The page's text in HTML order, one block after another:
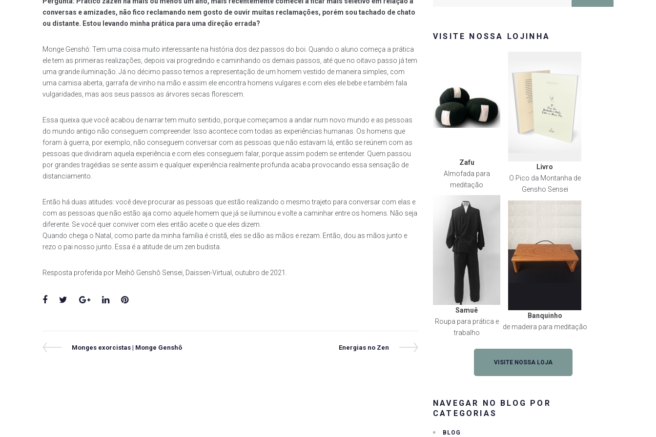
conversas e amizades, não fico reclamando nem gosto de ouvir muitas reclamações, porém sou tachado de chato
ou distante. Estou levando minha prática para uma direção errada?
Monge Genshō: Tem uma coisa muito interessante na história dos dez passos do boi. Quando o aluno começa a prática
ele tem as primeiras realizações, depois vai progredindo e caminhando os demais passos, até que no oitavo passo já tem
uma grande iluminação. Já no décimo passo temos a representação de um homem vestido de maneira simples, com
uma camisa aberta, garrafa de vinho na mão e assim ele encontra homens vulgares e com eles ele bebe e também fala
vulgaridades, mas aos seus passos as árvores secas florescem.
Essa queixa que você acabou de narrar tem muito sentido, porque começamos a andar num novo mundo e as pessoas
do mundo antigo não conseguem compreender. Isso acontece com todas as experiências humanas. Os homens que
foram à guerra, por exemplo, não conseguem conversar com as pessoas que não estavam lá, então se reúnem com as
pessoas que dividiram aquela experiência e com eles conseguem falar, porque assim podem se entender. Quem passou
por grandes tragédias se sente assim e qualquer experiência realmente profunda acaba provocando essa sensação de
distanciamento.
Então há duas atitudes: você deve procurar as pessoas que estão realizando o mesmotrajeto para conversar com elas e
com as pessoas que não estão aja como aquele homem que já se iluminou e volte a caminhar entre os homens. Não seja
diferente. Se você quer conviver com eles então aceite o que eles dizem.
Quando chega o Natal, como parte da minha família é cristã, eles se dão as mãos e rezam. Então, dou as mãos junto e
rezo o pai nosso junto. Essa é a atitude de um zen budista.
Resposta proferida por Meihô Genshô Sensei, Daissen-Virtual, outubro de 2021.
Facebook
TwitterGoogle+LinkedInPinterest
Navegação
Previous
Monges exorcistas | Monge Genshô
Next
Energias no Zen
VISITE NOSSA LOJINHA
Zafu
Almofada para
meditação
Livro
O Pico da Montanha de
Gensho Sensei
Samuê
Roupa para prática e
trabalho
Banquinho
de madeira para meditação
VISITE NOSSA LOJA
NAVEGAR NO BLOG POR
CATEGORIAS
BLOG